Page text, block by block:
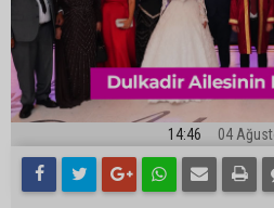
14:46 04